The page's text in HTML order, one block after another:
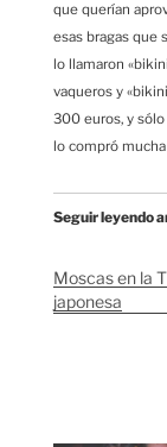
que querían
esas bragas que
lo llamaron
vaqueros y
300 euros, y
lo compró
Seguir leyendo
Moscas en la
japonesa